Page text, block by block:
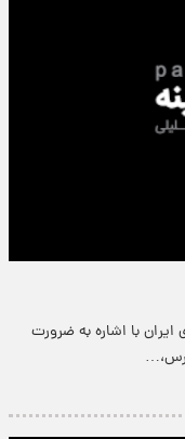
با اشاره به ضرورت